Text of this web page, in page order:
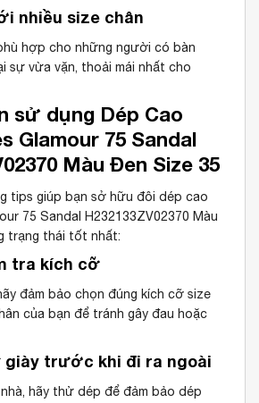
nhiều size chân
hợp cho những người có bàn
sự vừa vặn, thoải mái nhất cho
sử dụng Dép Cao
Glamour 75 Sandal
Màu Đen Size 35
tips giúp bạn sở hữu đôi dép cao
75 Sandal H232133ZV02370 Màu
trạng thái tốt nhất:
tra kích cỡ
đảm bảo chọn đúng kích cỡ size
của bạn để tránh gây đau hoặc
giày trước khi đi ra ngoài
hãy thử dép để đảm bảo dép